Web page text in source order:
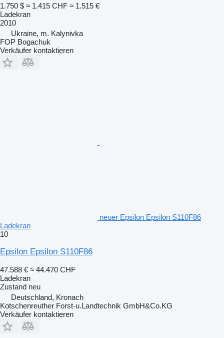
1.750 $ ≈ 1.415 CHF ≈ 1.515 €
Ladekran
2010
Ukraine, m. Kalynivka
FOP Bogachuk
Verkäufer kontaktieren
neuer Epsilon Epsilon S110F86
Ladekran
10
Epsilon Epsilon S110F86
47.588 € ≈ 44.470 CHF
Ladekran
Zustand neu
Deutschland, Kronach
Kotschenreuther Forst-u.Landtechnik GmbH&Co.KG
Verkäufer kontaktieren